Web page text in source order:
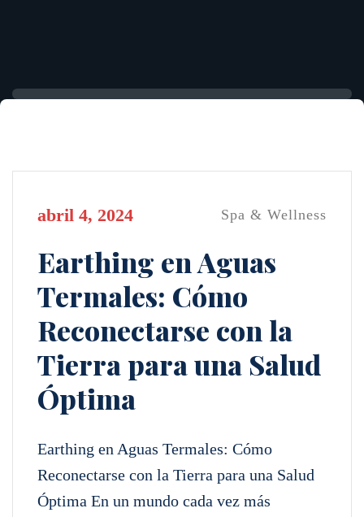
abril 4, 2024 Spa & Wellness
Earthing en Aguas
Termales: Cómo
Reconectarse con la
Tierra para una Salud
Óptima
Earthing en Aguas Termales: Cómo
Reconectarse con la Tierra para una Salud
Óptima En un mundo cada vez más